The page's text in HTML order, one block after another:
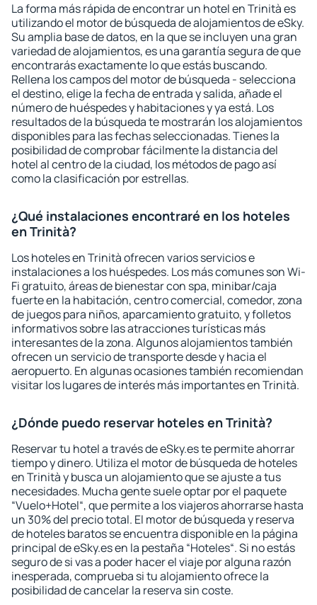
La forma más rápida de encontrar un hotel en Trinità es
utilizando el motor de búsqueda de alojamientos de eSky.
Su amplia base de datos, en la que se incluyen una gran
variedad de alojamientos, es una garantía segura de que
encontrarás exactamente lo que estás buscando.
Rellena los campos del motor de búsqueda - selecciona
el destino, elige la fecha de entrada y salida, añade el
número de huéspedes y habitaciones y ya está. Los
resultados de la búsqueda te mostrarán los alojamientos
disponibles para las fechas seleccionadas. Tienes la
posibilidad de comprobar fácilmente la distancia del
hotel al centro de la ciudad, los métodos de pago así
como la clasificación por estrellas.
¿Qué instalaciones encontraré en los hoteles
en Trinità?
Los hoteles en Trinità ofrecen varios servicios e
instalaciones a los huéspedes. Los más comunes son Wi-
Fi gratuito, áreas de bienestar con spa, minibar/caja
fuerte en la habitación, centro comercial, comedor, zona
de juegos para niños, aparcamiento gratuito, y folletos
informativos sobre las atracciones turísticas más
interesantes de la zona. Algunos alojamientos también
ofrecen un servicio de transporte desde y hacia el
aeropuerto. En algunas ocasiones también recomiendan
visitar los lugares de interés más importantes en Trinità.
¿Dónde puedo reservar hoteles en Trinità?
Reservar tu hotel a través de eSky.es te permite ahorrar
tiempo y dinero. Utiliza el motor de búsqueda de hoteles
en Trinità y busca un alojamiento que se ajuste a tus
necesidades. Mucha gente suele optar por el paquete
“Vuelo+Hotel“, que permite a los viajeros ahorrarse hasta
un 30% del precio total. El motor de búsqueda y reserva
de hoteles baratos se encuentra disponible en la página
principal de eSky.es en la pestaña “Hoteles“. Si no estás
seguro de si vas a poder hacer el viaje por alguna razón
inesperada, comprueba si tu alojamiento ofrece la
posibilidad de cancelar la reserva sin coste.